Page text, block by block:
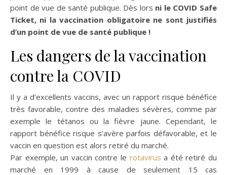
point de vue de santé publique. Dès lors ni le COVID Safe
Ticket, ni la vaccination obligatoire ne sont justifiés
d’un point de vue de santé publique !
Les dangers de la vaccination
contre la COVID
Il y a d’excellents vaccins, avec un rapport risque bénéfice
très favorable, contre des maladies sévères, comme par
exemple le tétanos ou la fièvre jaune. Cependant, le
rapport bénéfice risque s’avère parfois défavorable, et le
vaccin en question est alors retiré du marché.
Par exemple, un vaccin contre le rotavirus a été retiré du
marché en 1999 à cause de seulement 15 cas